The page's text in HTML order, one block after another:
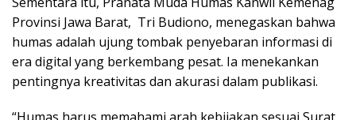
Provinsi Jawa Barat, Tri Budiono, menegaskan bahwa
humas adalah ujung tombak penyebaran informasi di
era digital yang berkembang pesat. Ia menekankan
pentingnya kreativitas dan akurasi dalam publikasi.